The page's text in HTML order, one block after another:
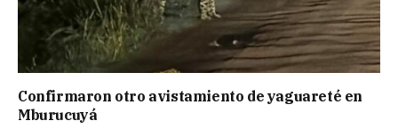
Confirmaron otro avistamiento de yaguareté en
Mburucuyá